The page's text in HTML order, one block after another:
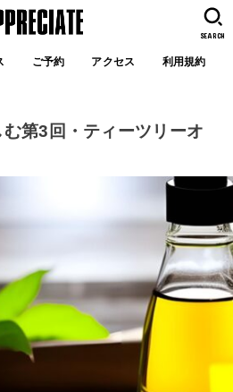
ご予約 アクセス 利用規約
SEARCH
第3回・ティーツリーオ